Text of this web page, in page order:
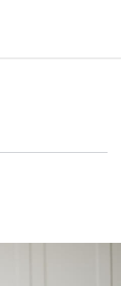
Ama Çölyak